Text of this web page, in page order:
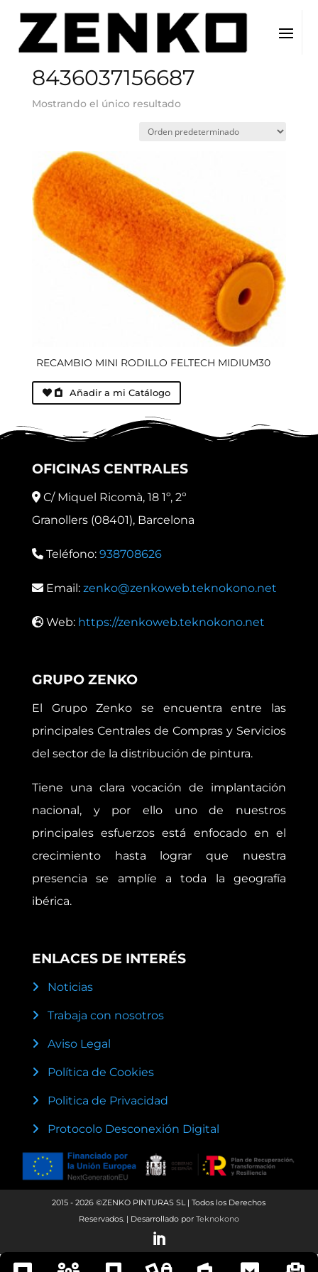
Inicio / EAN del producto / 8436037156687
8436037156687
Mostrando el único resultado
RECAMBIO MINI RODILLO FELTECH MIDIUM30
Añadir a mi Catálogo
OFICINAS CENTRALES
C/ Miquel Ricomà, 18 1º, 2º
Granollers (08401), Barcelona
Teléfono: 938708626
Email: zenko@zenkoweb.teknokono.net
Web: https://zenkoweb.teknokono.net
GRUPO ZENKO
El Grupo Zenko se encuentra entre las
principales Centrales de Compras y Servicios
del sector de la distribución de pintura.
Tiene una clara vocación de implantación
nacional, y por ello uno de nuestros
principales esfuerzos está enfocado en el
crecimiento hasta lograr que nuestra
presencia se amplíe a toda la geografía
ibérica.
ENLACES DE INTERÉS
Noticias
Trabaja con nosotros
Aviso Legal
Política de Cookies
Politica de Privacidad
Protocolo Desconexión Digital
2015 - 2026 ©ZENKO PINTURAS SL | Todos los Derechos
Reservados. | Desarrollado por Teknokono
